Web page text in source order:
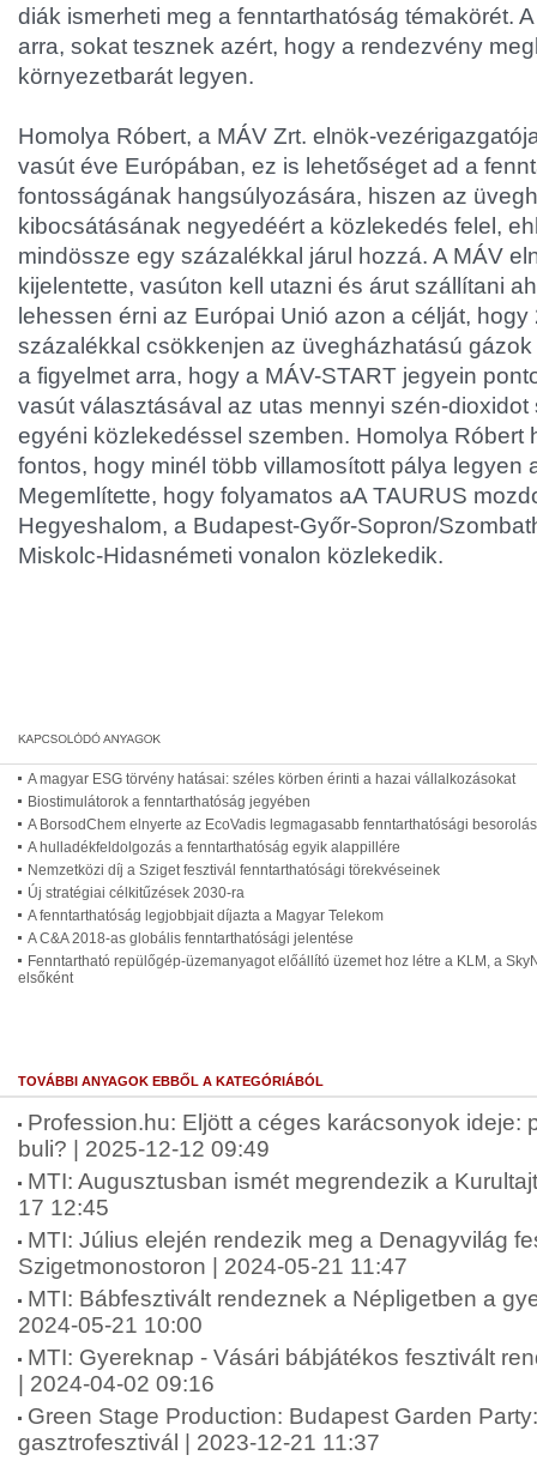
diák ismerheti meg a fenntarthatóság témakörét.
arra, sokat tesznek azért, hogy a rendezvény
környezetbarát legyen.
Homolya Róbert, a MÁV Zrt. elnök-
vasút éve Európában, ez is lehetőséget ad a
fontosságának hangsúlyozására, hiszen az
kibocsátásának negyedéért a közlekedés felel,
mindössze egy százalékkal járul hozzá. A MÁV
kijelentette, vasúton kell utazni és árut szállítani
lehessen érni az Európai Unió azon a célját, hogy
százalékkal csökkenjen az üvegházhatású
a figyelmet arra, hogy a MÁV-START jegyein
vasút választásával az utas mennyi szén-dioxidot
egyéni közlekedéssel szemben. Homolya Róbert
fontos, hogy minél több villamosított pálya legyen
Megemlítette, hogy folyamatos aA TAURUS
Hegyeshalom, a Budapest-Győr-Sopron/
Miskolc-Hidasnémeti vonalon közlekedik.
A magyar ESG törvény hatásai: széles körben érinti a hazai vállalkozásokat
Biostimulátorok a fenntarthatóság jegyében
A BorsodChem elnyerte az EcoVadis legmagasabb fenntarthatósági
A hulladékfeldolgozás a fenntarthatóság egyik alappillére
Nemzetközi díj a Sziget fesztivál fenntarthatósági törekvéseinek
Új stratégiai célkitűzések 2030-ra
A fenntarthatóság legjobbjait díjazta a Magyar Telekom
A C&A 2018-as globális fenntarthatósági jelentése
Fenntartható repülőgép-üzemanyagot előállító üzemet hoz létre a KLM, a
elsőként
TOVÁBBI ANYAGOK EBBŐL A KATEGÓRIÁBÓL
Profession.hu: Eljött a céges karácsonyok ideje:
buli? | 2025-12-12 09:49
MTI: Augusztusban ismét megrendezik a
17 12:45
MTI: Július elején rendezik meg a Denagyvilág
Szigetmonostoron | 2024-05-21 11:47
MTI: Bábfesztivált rendeznek a Népligetben a
2024-05-21 10:00
MTI: Gyereknap - Vásári bábjátékos fesztivált
| 2024-04-02 09:16
Green Stage Production: Budapest Garden
gasztrofesztivál | 2023-12-21 11:37